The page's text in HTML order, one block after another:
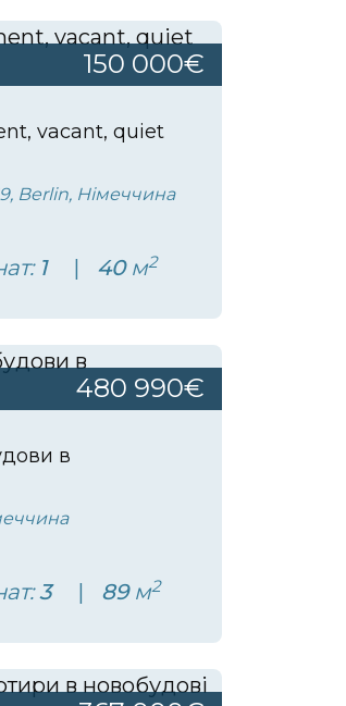
150 000€
vacant, quiet
Berlin, Німеччина
1 40м2
480 990€
в
3 89м2